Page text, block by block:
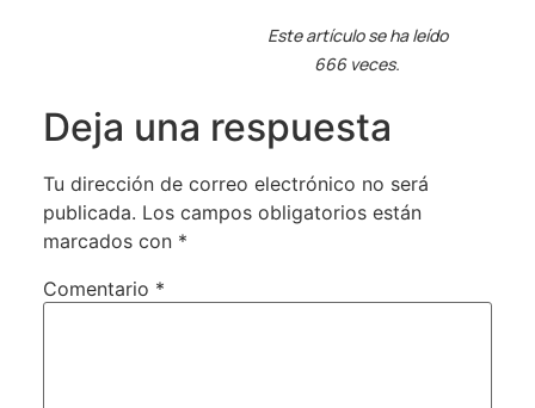
Este artículo se ha leído
666 veces.
Deja una respuesta
Tu dirección de correo electrónico no será
publicada. Los campos obligatorios están
marcados con *
Comentario *